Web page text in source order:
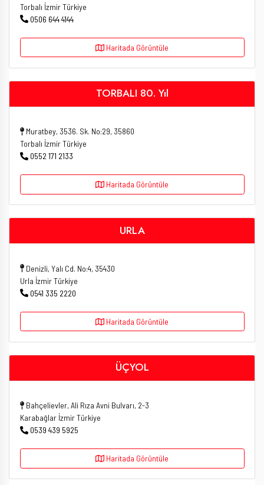
Torbalı İzmir Türkiye
0506 644 4144
Haritada Görüntüle
TORBALI 80. Yıl
Muratbey, 3536. Sk. No:29, 35860
Torbalı İzmir Türkiye
0552 171 2133
Haritada Görüntüle
URLA
Denizli, Yalı Cd. No:4, 35430
Urla İzmir Türkiye
0541 335 2220
Haritada Görüntüle
ÜÇYOL
Bahçelievler, Ali Rıza Avni Bulvarı, 2-3
Karabağlar İzmir Türkiye
0539 439 5925
Haritada Görüntüle